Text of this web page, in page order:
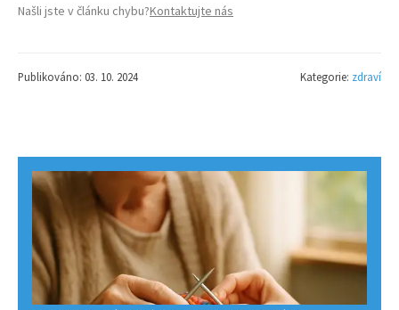
Našli jste v článku chybu?Kontaktujte nás
Publikováno: 03. 10. 2024 Kategorie: zdraví